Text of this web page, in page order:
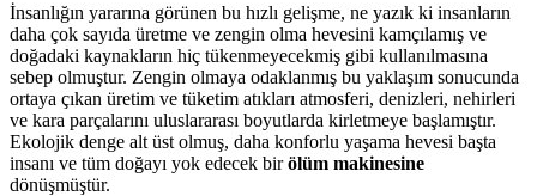
İnsanlığın yararına görünen bu hızlı gelişme, ne yazık ki insanların
daha çok sayıda üretme ve zengin olma hevesini kamçılamış ve
doğadaki kaynakların hiç tükenmeyecekmiş gibi kullanılmasına
sebep olmuştur. Zengin olmaya odaklanmış bu yaklaşım sonucunda
ortaya çıkan üretim ve tüketim atıkları atmosferi, denizleri, nehirleri
ve kara parçalarını uluslararası boyutlarda kirletmeye başlamıştır.
Ekolojik denge alt üst olmuş, daha konforlu yaşama hevesi başta
insanı ve tüm doğayı yok edecek birölüm makinesine
dönüşmüştür.